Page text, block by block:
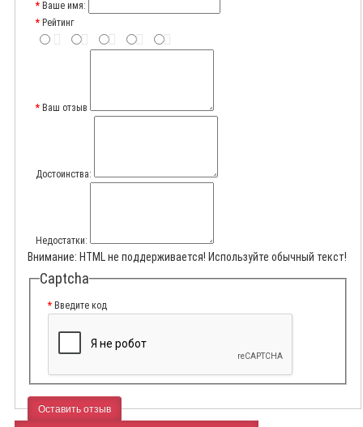
Ваше имя:
Рейтинг
Ваш отзыв
Достоинства:
Недостатки:
Внимание: HTML не поддерживается! Используйте обычный текст!
Captcha
Введите код
Оставить отзыв